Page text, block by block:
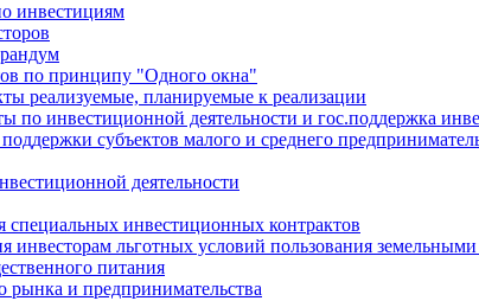
инвестициям
по принципу "Oдного окна"
реализуемые, планируемые к реализации
по инвестиционной деятельности и гос.поддержка
субъектов малого и среднего
деятельности
специальных инвестиционных контрактов
инвесторам льготных условий пользования
питания
рынка и предпринимательства